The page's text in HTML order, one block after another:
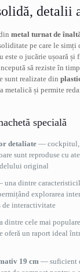
detalii
metal turnat de
pe care le
este o jucărie ușoară
să reziste în
sunt realizate din
metalică și permite
specială
detaliate— cockpitul,
sunt reproduse cu
original
dintre
explorarea
de interactivitate
cele mai
oferă un raport ideal
19 cm— suficient